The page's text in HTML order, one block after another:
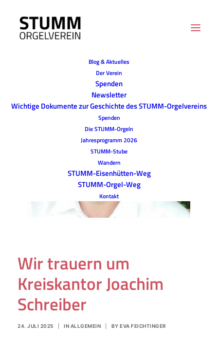
Blog & Aktuelles
Der Verein
Spenden
Newsletter
Wichtige Dokumente zur Geschichte des STUMM-Orgelvereins
Spenden
Die STUMM-Orgeln
Jahresprogramm 2026
STUMM-Stube
Wandern
STUMM-Eisenhütten-Weg
STUMM-Orgel-Weg
Kontakt
Wir trauern um
Kreiskantor Joachim
Schreiber
24. JULI 2025 IN ALLGEMEIN BY EVA FEICHTINGER